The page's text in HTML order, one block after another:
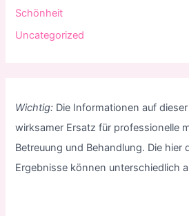
Schönheit
Uncategorized
Wichtig: Die Informationen auf
wirksamer Ersatz für professionelle
Betreuung und Behandlung. Die hier
Ergebnisse können unterschiedlich